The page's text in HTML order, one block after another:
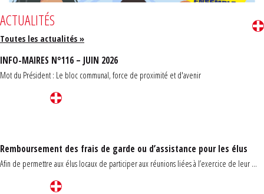
ACTUALITÉS
Toutes les actualités »
INFO-MAIRES N°116 – JUIN 2026
Mot du Président : Le bloc communal, force de proximité et d'avenir
Remboursement des frais de garde ou d’assistance pour les élus
Afin de permettre aux élus locaux de participer aux réunions liées à l’exercice de leur ...